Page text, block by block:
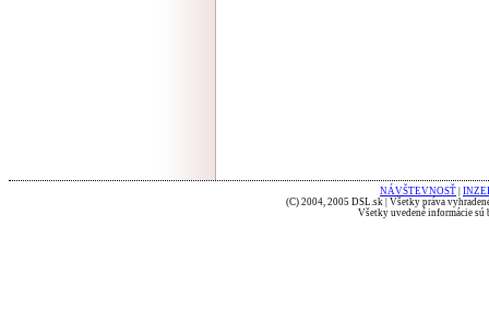
NÁVŠTEVNOSŤ
(C) 2004, 2005 DSL.sk | Všetky práva
Všetky uvedené informácie sú